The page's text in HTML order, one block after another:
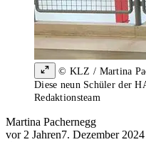
© KLZ / Martina
Diese neun Schüler der
Redaktionsteam
Martina Pachernegg
vor 2 Jahren7. Dezember